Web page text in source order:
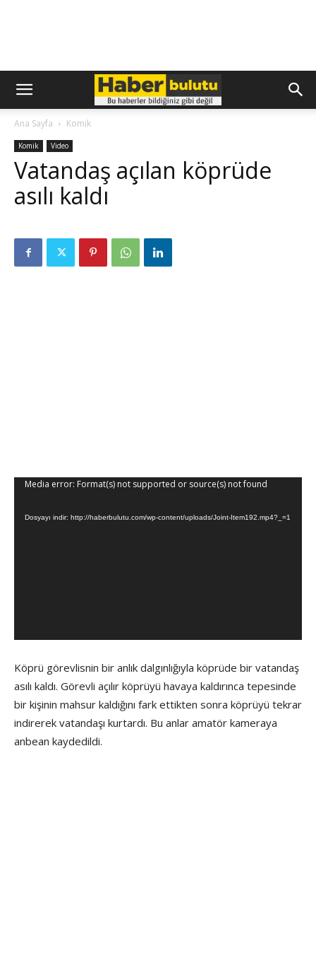
Ana Sayfa Komik
Komik Video
Vatandaş açılan köprüde
asılı kaldı
Video
Media error: Format(s) not supported or source(s) not found
Dosyayı indir: http://haberbulutu.com/wp-content/uploads/Joint-Item192.mp4?_=1
Köprü görevlisnin bir anlık dalgınlığıyla köprüde bir vatandaş
asılı kaldı. Görevli açılır köprüyü havaya kaldırınca tepesinde
bir kişinin mahsur kaldığını fark ettikten sonra köprüyü tekrar
indirerek vatandaşı kurtardı. Bu anlar amatör kameraya
anbean kaydedildi.